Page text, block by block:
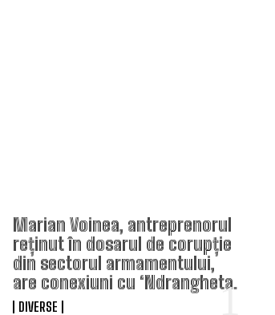
Marian Voinea, antreprenorul
reținut în dosarul de corupție
din sectorul armamentului,
are conexiuni cu ‘Ndrangheta.
DIVERSE